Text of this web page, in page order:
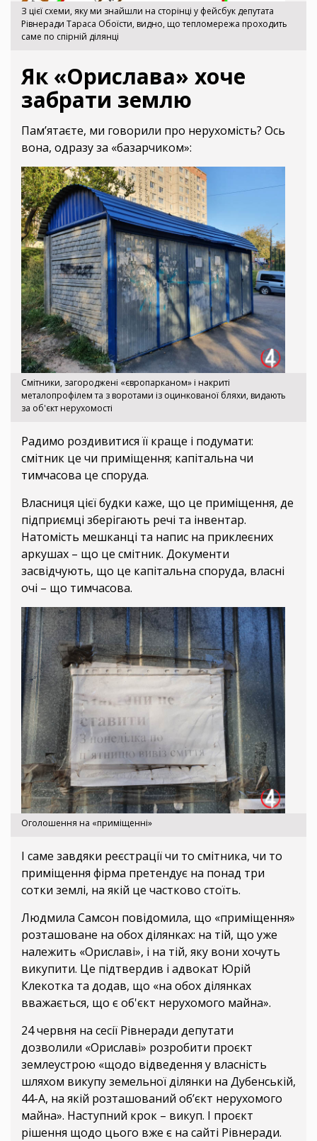
З цієї схеми, яку ми знайшли на сторінці у фейсбук депутата
Рівнеради Тараса Обоїсти, видно, що тепломережа проходить
саме по спірній ділянці
Як «Орислава» хоче
забрати землю
Пам’ятаєте, ми говорили про нерухомість? Ось
вона, одразу за «базарчиком»:
Смітники, загороджені «європарканом» і накриті
металопрофілем та з воротами із оцинкованої бляхи, видають
за об'єкт нерухомості
Радимо роздивитися її краще і подумати:
смітник це чи приміщення; капітальна чи
тимчасова це споруда.
Власниця цієї будки каже, що це приміщення, де
підприємці зберігають речі та інвентар.
Натомість мешканці та напис на приклеєних
аркушах – що це смітник. Документи
засвідчують, що це капітальна споруда, власні
очі – що тимчасова.
Оголошення на «приміщенні»
І саме завдяки реєстрації чи то смітника, чи то
приміщення фірма претендує на понад три
сотки землі, на якій це частково стоїть.
Людмила Самсон повідомила, що «приміщення»
розташоване на обох ділянках: на тій, що уже
належить «Ориславі», і на тій, яку вони хочуть
викупити. Це підтвердив і адвокат Юрій
Клекотка та додав, що «на обох ділянках
вважається, що є об'єкт нерухомого майна».
24 червня на сесії Рівнеради депутати
дозволили «Ориславі» розробити проєкт
землеустрою «щодо відведення у власність
шляхом викупу земельної ділянки на Дубенській,
44-А, на якій розташований об’єкт нерухомого
майна». Наступний крок – викуп. І проєкт
рішення щодо цього вже є на сайті Рівнеради.